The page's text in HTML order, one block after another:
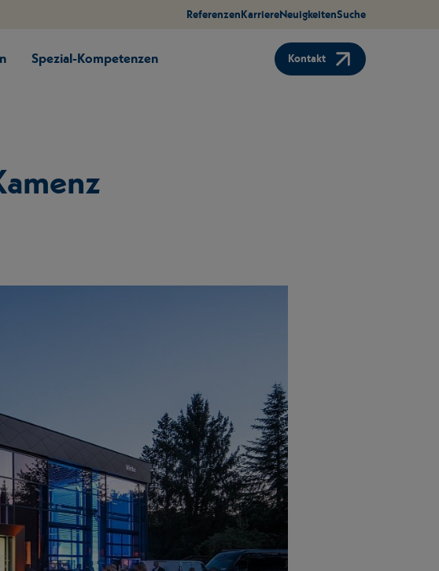
ReferenzenKarriereNeuigkeitenSuche
Spezial-Kompetenzen Kontakt